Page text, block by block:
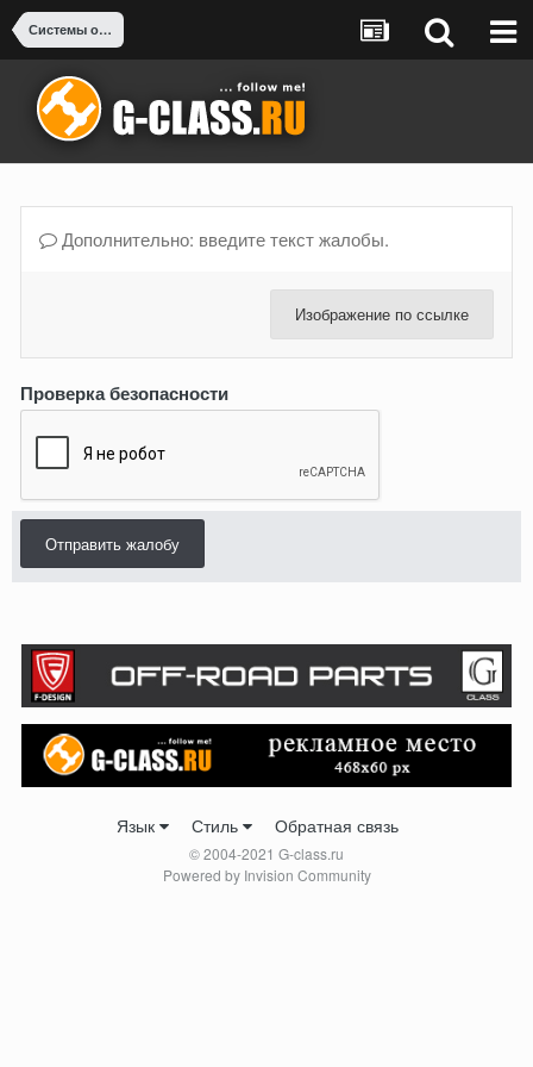
Системы охлаждения: двигатель, интеркулер, АКПП
Дополнительно: введите текст жалобы.
Изображение по ссылке
Проверка безопасности
Отправить жалобу
Язык Стиль Обратная связь
© 2004-2021 G-class.ru
Powered by Invision Community